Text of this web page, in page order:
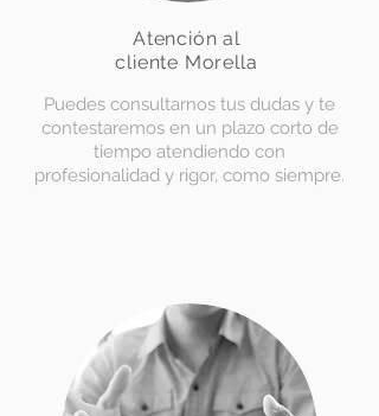
Atención al
cliente Morella
Puedes consultarnos tus dudas y te
contestaremos en un plazo corto de
tiempo atendiendo con
profesionalidad y rigor, como siempre.